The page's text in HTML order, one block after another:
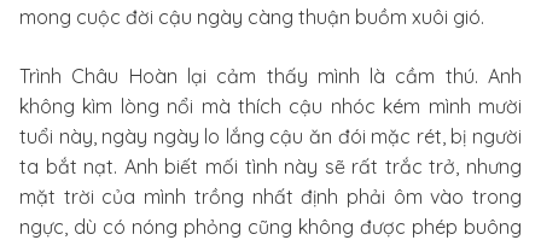
mong cuộc đời cậu ngày càng thuận buồm xuôi gió.
Trình Châu Hoàn lại cảm thấy mình là cầm thú. Anh
không kìm lòng nổi mà thích cậu nhóc kém mình mười
tuổi này, ngày ngày lo lắng cậu ăn đói mặc rét, bị người
ta bắt nạt. Anh biết mối tình này sẽ rất trắc trở, nhưng
mặt trời của mình trồng nhất định phải ôm vào trong
ngực, dù có nóng phỏng cũng không được phép buông